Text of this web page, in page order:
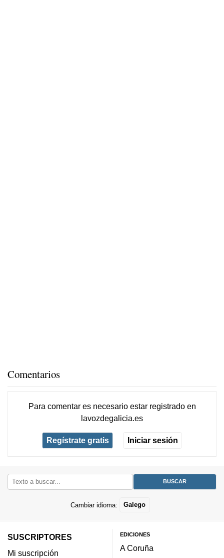
Comentarios
Para comentar es necesario estar registradoen
lavozdegalicia.es
Regístrate gratis Iniciar sesión
Cambiar idioma: Galego
SUSCRIPTORES
Mi suscripción
EDICIONES
A Coruña